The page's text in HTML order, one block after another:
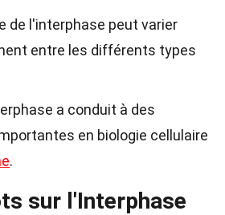
de l'interphase peut varier
entre les différents types
a conduit à des
en biologie cellulaire
.
sur l'Interphase